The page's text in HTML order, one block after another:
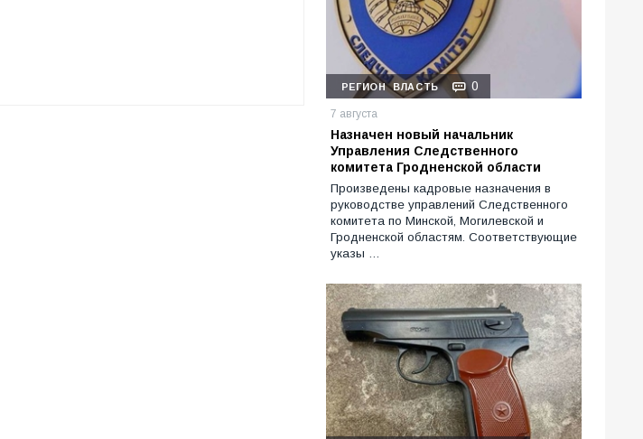
РЕГИОН ВЛАСТЬ 0
7 августа
Назначен новый начальник
Управления Следственного
комитета Гродненской области
Произведены кадровые назначения в
руководстве управлений Следственного
комитета по Минской, Могилевской и
Гродненской областям. Соответствующие
указы …